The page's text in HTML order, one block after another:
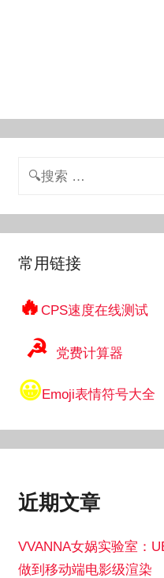
搜
常用链接
🔥CPS速度在线测试
☭ 党费计算器
😀Emoji表情符号大全
近期文章
VVANNA女娲实验室：
做到移动端电影级渲染